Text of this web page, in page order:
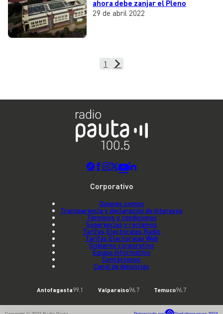
ahora debe zanjar el Pleno
29 de abril 2022
1
Corporativo
Quienes somos
Transparencia y declaración de intereses
Términos y condiciones
Sugerencias y reclamos
Tarifas Electorales Radio
Tarifas Electorales Web
Gobierno corporativo
Equipo informativo
Contáctenos
Canal de denuncias
Antofagasta99.1 Valparaíso96.7 Temuco96.7